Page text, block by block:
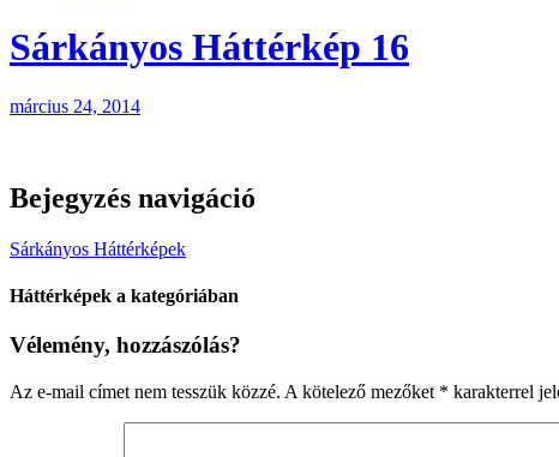
Sárkányos Háttérkép 16
március 24, 2014
Bejegyzés navigáció
Sárkányos Háttérképek
Háttérképek a kategóriában
Vélemény, hozzászólás?
Az e-mail címet nem tesszük közzé. A kötelező mezőket * karakterrel